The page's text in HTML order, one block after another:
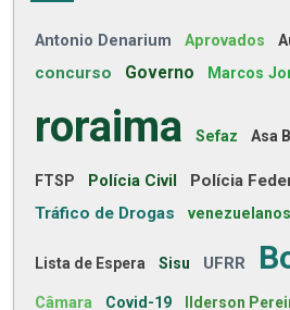
Antonio Denarium Aprovados
concurso Governo Marcos
roraima Sefaz Asa
FTSP Polícia Civil Polícia
Tráfico de Drogas venezuelanos
Lista de Espera Sisu UFRR
Câmara Covid-19 Ilderson